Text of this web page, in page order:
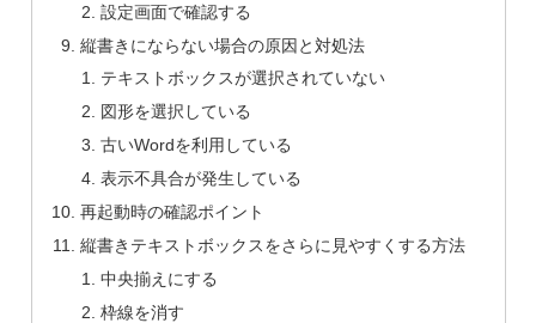
設定画面で確認する
縦書きにならない場合の原因と対処法
テキストボックスが選択されていない
図形を選択している
古いWordを利用している
表示不具合が発生している
再起動時の確認ポイント
縦書きテキストボックスをさらに見やすくする方法
中央揃えにする
枠線を消す